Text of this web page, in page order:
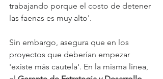
trabajando porque el costo de detener
las faenas es muy alto'.
Sin embargo, asegura que en los
proyectos que deberían empezar
'existe más cautela'. En la misma línea,